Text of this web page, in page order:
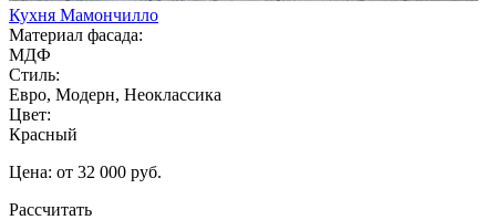
Кухня Мамончилло
Материал фасада:
МДФ
Стиль:
Евро, Модерн, Неоклассика
Цвет:
Красный
Цена: от 32 000 руб.
Рассчитать